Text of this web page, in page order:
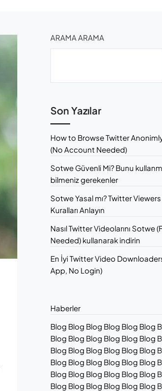
ARAMA ARAMA
Son Yazılar
How to Browse Twitter
(No Account Needed)
Sotwe Güvenli Mi? Bunu
bilmeniz gerekenler
Sotwe Yasal mı? Twitter
Kuralları Anlayın
Nasıl Twitter Videolarını Sotwe
Needed) kullanarak indirin
En İyi Twitter Video
App, No Login)
Haberler
Blog Blog Blog Blog Blog Blog
Blog Blog Blog Blog Blog Blog
Blog Blog Blog Blog Blog Blog
Blog Blog Blog Blog Blog Blog
Blog Blog Blog Blog Blog Blog
Blog Blog Blog Blog Blog Blog